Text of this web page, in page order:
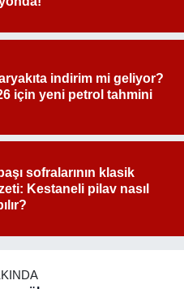
indirim mi geliyor?
için yeni petrol tahmini
sofralarının klasik
Kestaneli pilav nasıl